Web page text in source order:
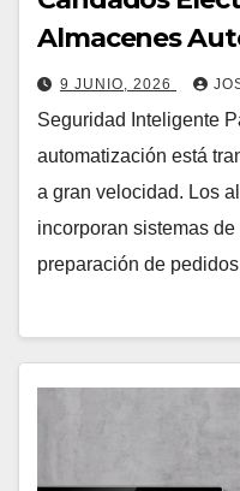
Almacenes
9 JUNIO, 2026
Seguridad Inteligente
automatización está
a gran velocidad. Los
incorporan sistemas
preparación de